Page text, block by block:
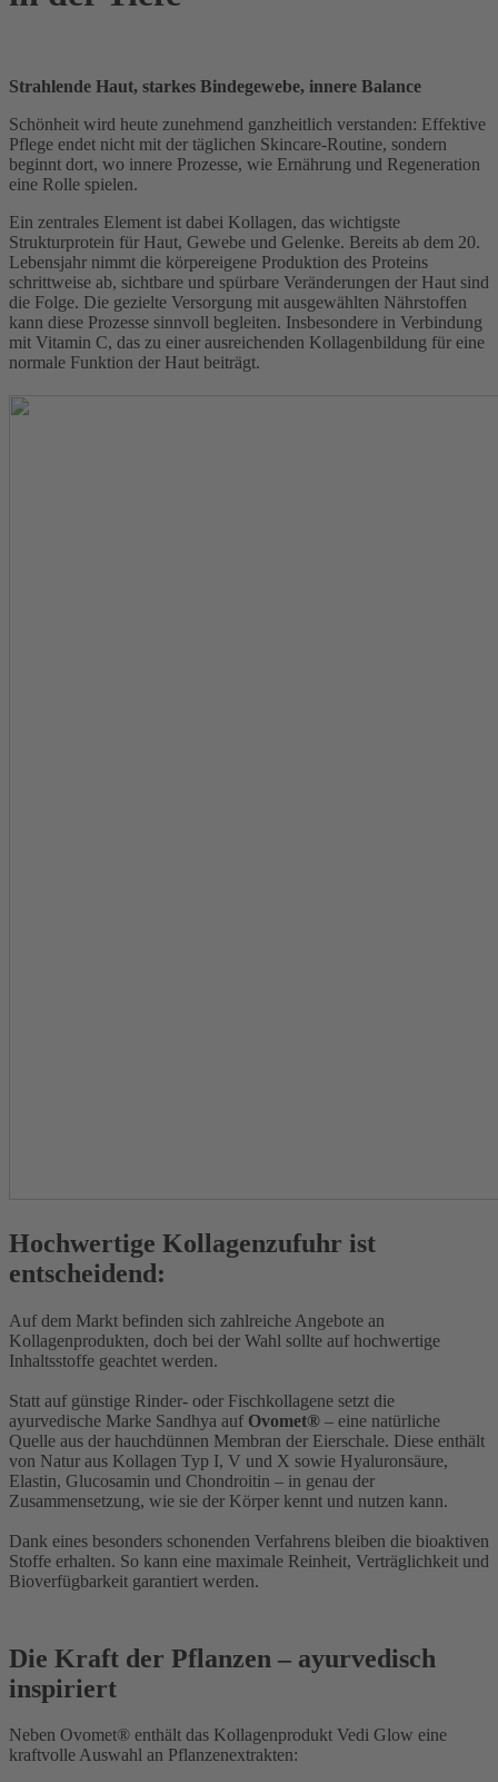
Strahlende Haut, starkes Bindegewebe, innere Balance
Schönheit wird heute zunehmend ganzheitlich verstanden: Effektive
Pflege endet nicht mit der täglichen Skincare-Routine, sondern
beginnt dort, wo innere Prozesse, wie Ernährung und Regeneration
eine Rolle spielen.
Ein zentrales Element ist dabei Kollagen, das wichtigste
Strukturprotein für Haut, Gewebe und Gelenke. Bereits ab dem 20.
Lebensjahr nimmt die körpereigene Produktion des Proteins
schrittweise ab, sichtbare und spürbare Veränderungen der Haut sind
die Folge. Die gezielte Versorgung mit ausgewählten Nährstoffen
kann diese Prozesse sinnvoll begleiten. Insbesondere in Verbindung
mit Vitamin C, das zu einer ausreichenden Kollagenbildung für eine
normale Funktion der Haut beiträgt.
Hochwertige Kollagenzufuhr ist
entscheidend:
Auf dem Markt befinden sich zahlreiche Angebote an
Kollagenprodukten, doch bei der Wahl sollte auf hochwertige
Inhaltsstoffe geachtet werden.
Statt auf günstige Rinder- oder Fischkollagene setzt die
ayurvedische Marke Sandhya auf Ovomet® – eine natürliche
Quelle aus der hauchdünnen Membran der Eierschale. Diese enthält
von Natur aus Kollagen Typ I, V und X sowie Hyaluronsäure,
Elastin, Glucosamin und Chondroitin – in genau der
Zusammensetzung, wie sie der Körper kennt und nutzen kann.
Dank eines besonders schonenden Verfahrens bleiben die bioaktiven
Stoffe erhalten. So kann eine maximale Reinheit, Verträglichkeit und
Bioverfügbarkeit garantiert werden.
Die Kraft der Pflanzen – ayurvedisch
inspiriert
Neben Ovomet® enthält das Kollagenprodukt Vedi Glow eine
kraftvolle Auswahl an Pflanzenextrakten: